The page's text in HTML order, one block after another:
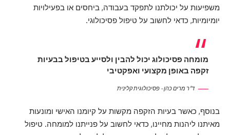
משפיעות על יכולתנו לתפקד בעבודה, ביחסים או בפעילויות
יומיומיות, כדאי לחשוב על טיפול פסיכולוגי.
מומחה פסיכולוג יכול להבין ולסייע בטיפול בבעיות
זקפה באופן מקצועי ואפקטיבי
ד"ר מרים כהן – פסיכולוגית קלינית
בנוסף, כאשר בעיות הזקפה מקשות על קיומנו האישי ומונעות
מאיתנו ליהנות מחיינו, כדאי לחשוב על פנייתנו למומחה. טיפול